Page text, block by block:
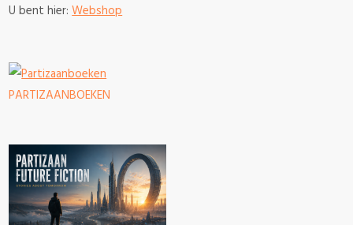
U bent hier:Webshop
PARTIZAANBOEKEN